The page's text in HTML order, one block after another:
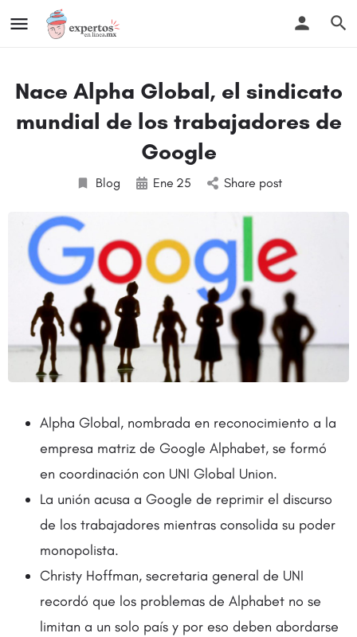
Nace Alpha Global, el sindicato
mundial de los trabajadores de
Google
Blog Ene 25 Share post
Alpha Global, nombrada en reconocimiento a la
empresa matriz de Google Alphabet, se formó
en coordinación con UNI Global Union.
La unión acusa a Google de reprimir el discurso
de los trabajadores mientras consolida su poder
monopolista.
Christy Hoffman, secretaria general de UNI
recordó que los problemas de Alphabet no se
limitan a un solo país y por eso deben abordarse